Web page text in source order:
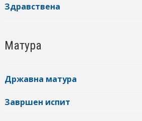
Здравствена
Матура
Државна матура
Завршен испит